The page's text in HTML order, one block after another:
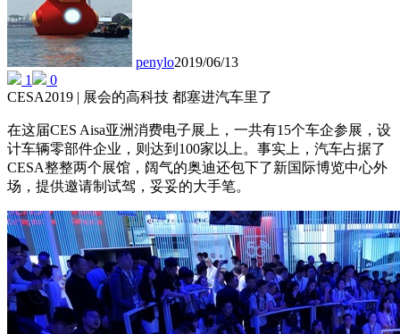
penylo2019/06/13
1
0
CESA2019 | 展会的高科技 都塞进汽车里了
在这届CES Aisa亚洲消费电子展上，一共有15个车企参展，设
计车辆零部件企业，则达到100家以上。事实上，汽车占据了
CESA整整两个展馆，阔气的奥迪还包下了新国际博览中心外
场，提供邀请制试驾，妥妥的大手笔。